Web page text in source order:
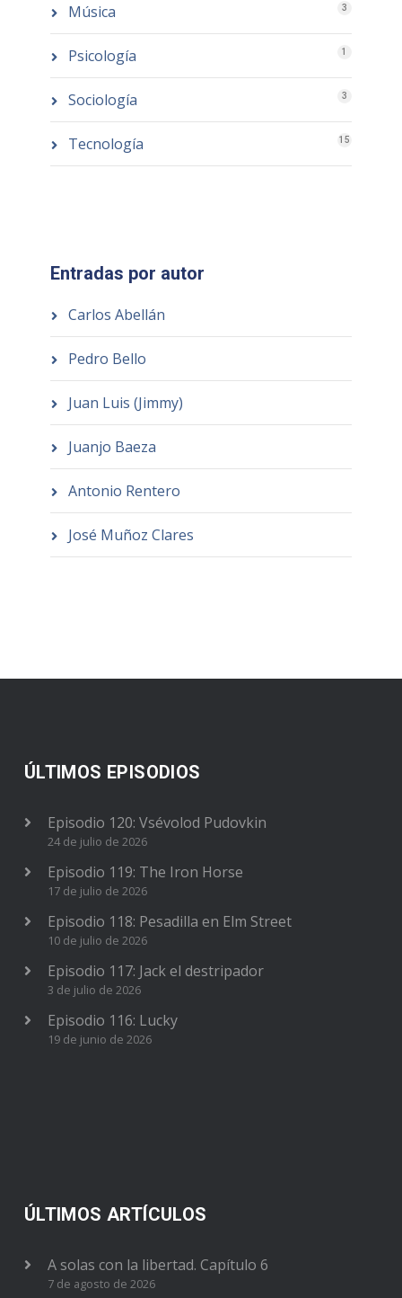
Música 3
Psicología 1
Sociología 3
Tecnología 15
Entradas por autor
Carlos Abellán
Pedro Bello
Juan Luis (Jimmy)
Juanjo Baeza
Antonio Rentero
José Muñoz Clares
ÚLTIMOS EPISODIOS
Episodio 120: Vsévolod Pudovkin
24 de julio de 2026
Episodio 119: The Iron Horse
17 de julio de 2026
Episodio 118: Pesadilla en Elm Street
10 de julio de 2026
Episodio 117: Jack el destripador
3 de julio de 2026
Episodio 116: Lucky
19 de junio de 2026
ÚLTIMOS ARTÍCULOS
A solas con la libertad. Capítulo 6
7 de agosto de 2026